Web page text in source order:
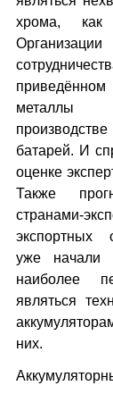
хрома,
металлы
батарей. И
оценке
Также
странами-
экспортных
уже начали
наиболее
являться
них.